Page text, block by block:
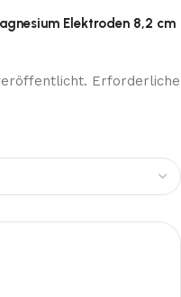
Elektroden 8,2 cm
Erforderliche